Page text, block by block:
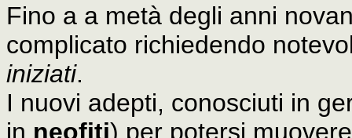
Fino a a metà degli anni
complicato richiedendo
iniziati.
I nuovi adepti, conosciuti in
in neofiti) per potersi